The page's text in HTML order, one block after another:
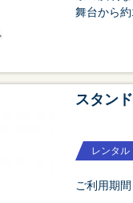
舞台から
スタン
レンタル
ご利用期間